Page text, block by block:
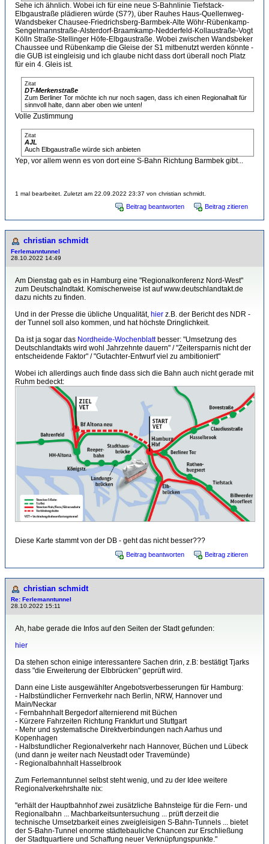
Sehe ich ähnlich. Wobei ich für eine neue S-Bahnlinie Tiefstack-
Elbgaustraße plädieren würde (S7?), über Rauhes Haus-Quellenweg-
Wandsbeker Chausee-Friedrichsberg-Barmbek-Alte Wöhr-Rübenkamp-
Sengelmannstraße-Alsterdorf-Braamkamp-Nedderfeld-Kollaustraße-Vogt
Kölln Straße-Stellinger Höfe-Elbgaustraße. Wobei zwischen Wandsbeker
Chaussee und Rübenkamp die Gleise der S1 mitbenutzt werden könnte -
die GUB ist eingleisig und ich glaube nicht dass dort überall noch Platz
für ein 4. Gleis ist.
Zitat
DT-Merkenstraße
Zum Berliner Tor möchte ich nur noch sagen, dass ich einen Regionalhalt für
sinnvoll halte, dann aber oben wie unten!
Volle Zustimmung
Zitat
AJL
Auch Elbgaustraße würde sich anbieten
Yep, vor allem wenn es von dort eine S-Bahn Richtung Barmbek gibt...
1 mal bearbeitet. Zuletzt am 22.09.2022 23:37 von christian schmidt.
Beitrag beantworten Beitrag zitieren
christian schmidt
Ferlemanntunnel
28.10.2022 14:49
Am Dienstag gab es in Hamburg eine "Regionalkonferenz Nord-West"
zum Deutschalndtakt. Komischerweise ist auf www.deutschlandtakt.de
dazu nichts zu finden.
Und in der Presse die übliche Unqualität, hier z.B. der Bericht des NDR -
der Tunnel soll also kommen, und hat höchste Dringlichkeit.
Da ist ja sogar das Nordheide-Wochenblattbesser: "Umsetzung des
Deutschlandtakts wird wohl Jahrzehnte dauern" / "Zeitersparnis nicht der
entscheidende Faktor" / "Gutachter-Entwurf viel zu ambitioniert"
Wobei ich allerdings auch finde dass sich die Bahn auch nicht gerade mit
Ruhm bedeckt:
Diese Karte stammt von der DB - geht das nicht besser???
Beitrag beantworten Beitrag zitieren
christian schmidt
Re: Ferlemanntunnel
28.10.2022 15:11
Ah, habe gerade die Infos auf den Seiten der Stadt gefunden:
hier
Da stehen schon einige interessantere Sachen drin, z.B: bestätigt Tjarks
dass "die Erweiterung der Elbbrücken" geprüft wird.
Dann eine Liste ausgewählter Angebotsverbesserungen für Hamburg:
- Halbstündlicher Fernverkehr nach Berlin, NRW, Hannover und
Main/Neckar
- Fernbahnhalt Bergedorf alternierend mit Büchen
- Kürzere Fahrzeiten Richtung Frankfurt und Stuttgart
- Mehr und systematische Direktverbindungen nach Aarhus und
Kopenhagen
- Halbstundlicher Regionalverkehr nach Hannover, Büchen und Lübeck
(und dann je weiter nach Neustadt oder Travemünde)
- Regionalbahnhalt Hasselbrook
Zum Ferlemanntunnel selbst steht wenig, und zu der Idee weitere
Regionalverkehrshalte nix:
"erhält der Hauptbahnhof zwei zusätzliche Bahnsteige für die Fern- und
Regionalbahn ... Machbarkeitsuntersuchung ... prüft derzeit die
technische Umsetzbarkeit eines zweigleisigen S-Bahn-Tunnels ... bietet
der S-Bahn-Tunnel enorme städtebauliche Chancen zur Erschließung
der Stadtquartiere und Schaffung neuer Verknüpfungspunkte."